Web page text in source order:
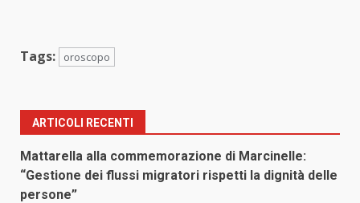
Tags: oroscopo
ARTICOLI RECENTI
Mattarella alla commemorazione di Marcinelle:
“Gestione dei flussi migratori rispetti la dignità delle
persone”